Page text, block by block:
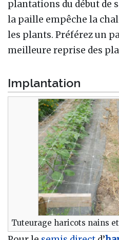
plantations du début de
la paille empêche la
les plants. Préférez un
meilleure reprise des
Implantation
Tuteurage haricots nains